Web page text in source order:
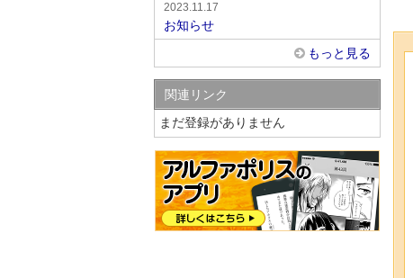
2023.11.17
お知らせ
もっと見る
関連リンク
まだ登録がありません